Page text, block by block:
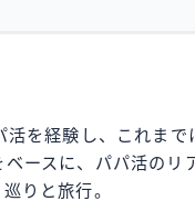
活を経験し、これまで
ベースに、パパ活のリ
りと旅行。